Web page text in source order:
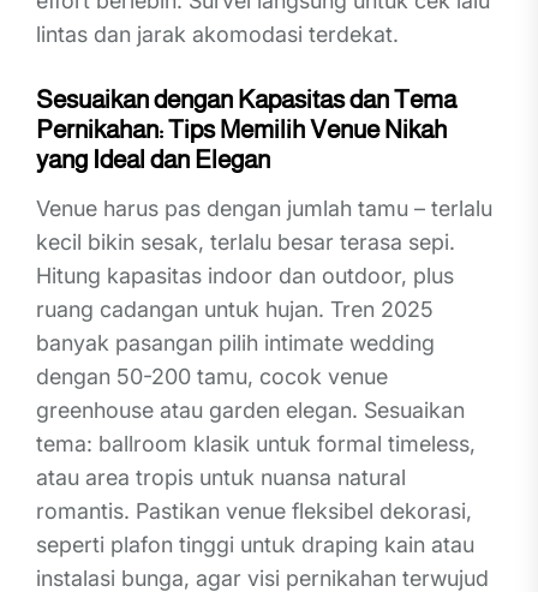
lintas dan jarak akomodasi terdekat.
Sesuaikan dengan Kapasitas dan Tema
Pernikahan: Tips Memilih Venue Nikah
yang Ideal dan Elegan
Venue harus pas dengan jumlah tamu – terlalu
kecil bikin sesak, terlalu besar terasa sepi.
Hitung kapasitas indoor dan outdoor, plus
ruang cadangan untuk hujan. Tren 2025
banyak pasangan pilih intimate wedding
dengan 50-200 tamu, cocok venue
greenhouse atau garden elegan. Sesuaikan
tema: ballroom klasik untuk formal timeless,
atau area tropis untuk nuansa natural
romantis. Pastikan venue fleksibel dekorasi,
seperti plafon tinggi untuk draping kain atau
instalasi bunga, agar visi pernikahan terwujud